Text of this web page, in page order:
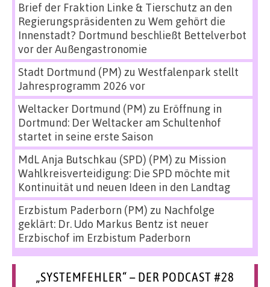
Brief der Fraktion Linke & Tierschutz an den
Regierungspräsidenten zu Wem gehört die
Innenstadt? Dortmund beschließt Bettelverbot
vor der Außengastronomie
Stadt Dortmund (PM) zu Westfalenpark stellt
Jahresprogramm 2026 vor
Weltacker Dortmund (PM) zu Eröffnung in
Dortmund: Der Weltacker am Schultenhof
startet in seine erste Saison
MdL Anja Butschkau (SPD) (PM) zu Mission
Wahlkreisverteidigung: Die SPD möchte mit
Kontinuität und neuen Ideen in den Landtag
Erzbistum Paderborn (PM) zu Nachfolge
geklärt: Dr. Udo Markus Bentz ist neuer
Erzbischof im Erzbistum Paderborn
„SYSTEMFEHLER“ – DER PODCAST #28